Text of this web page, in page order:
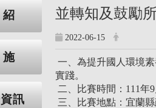
訊
並轉知及鼓勵
2022-06-15
一、為提升國人環境
實踐。
二、比賽時間：111年
三、比賽地點：宜蘭